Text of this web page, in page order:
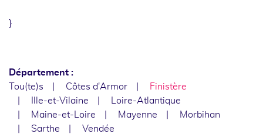
}
Département :
Tou(te)s
Côtes d'Armor
Finistère
Ille-et-Vilaine
Loire-Atlantique
Maine-et-Loire
Mayenne
Morbihan
Sarthe
Vendée